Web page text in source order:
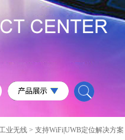
业无线 > 支持WiFi|UWB定位解决方案